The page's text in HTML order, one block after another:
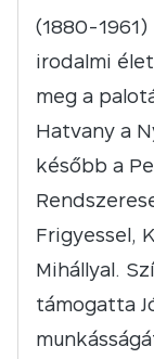
(1880-
irodalmi
meg a
Hatvany a
később a
Frigyessel,
Mihállyal.
támogatta